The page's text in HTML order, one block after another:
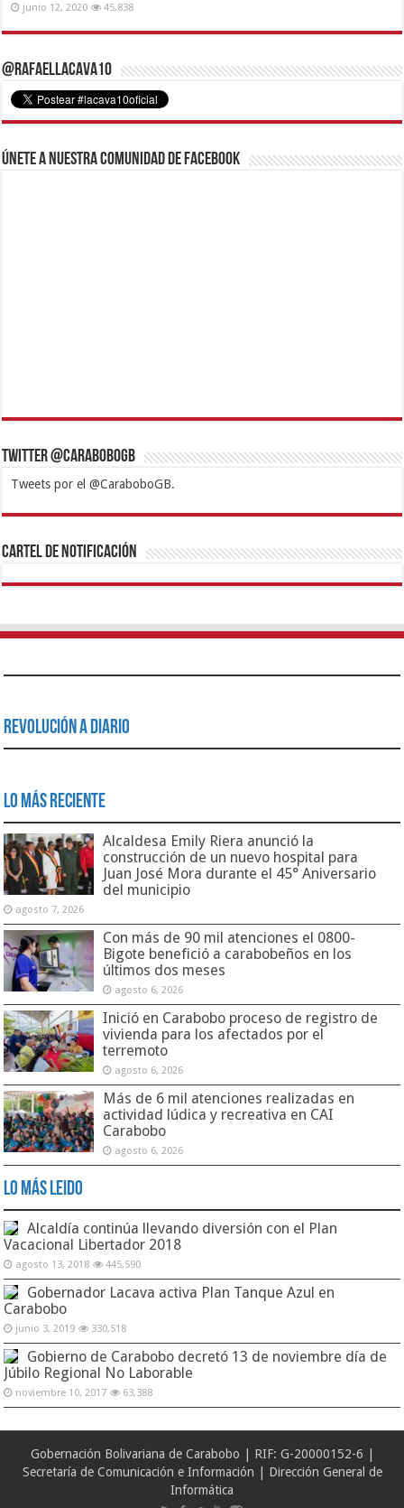
junio 12, 2020 45,838
@RafaelLacava10
Únete a nuestra comunidad de Facebook
Twitter @CaraboboGB
Tweets por el @CaraboboGB.
1xbetBetturkeyBetistKralbetSupertotobetTipobetMatadorbetMariobet
https://mvbcasino.com/
Cartel de Notificación
Revolución a Diario
Lo Más Reciente
Alcaldesa Emily Riera anunció la
construcción de un nuevo hospital para
Juan José Mora durante el 45° Aniversario
del municipio
agosto 7, 2026
Con más de 90 mil atenciones el 0800-
Bigote benefició a carabobeños en los
últimos dos meses
agosto 6, 2026
Inició en Carabobo proceso de registro de
vivienda para los afectados por el
terremoto
agosto 6, 2026
Más de 6 mil atenciones realizadas en
actividad lúdica y recreativa en CAI
Carabobo
agosto 6, 2026
Lo Más Leido
Alcaldía continúa llevando diversión con el Plan
Vacacional Libertador 2018
agosto 13, 2018 445,590
Gobernador Lacava activa Plan Tanque Azul en
Carabobo
junio 3, 2019 330,518
Gobierno de Carabobo decretó 13 de noviembre día de
Júbilo Regional No Laborable
noviembre 10, 2017 63,388
Gobernación Bolivariana de Carabobo | RIF: G-20000152-6 |
Secretaría de Comunicación e Información | Dirección General de
Informática